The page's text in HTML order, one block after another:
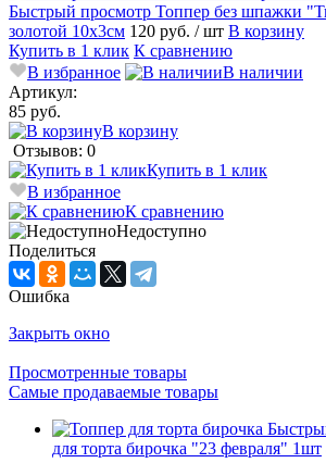
Быстрый просмотр Топпер без шпажки
золотой 10х3см 120 руб. / шт В корзину
Купить в 1 клик К сравнению
В избранное
В наличии
Артикул:
85 руб.
В корзину
Отзывов: 0
Купить в 1 клик
В избранное
К сравнению
Недоступно
Поделиться
Ошибка
Закрыть окно
Просмотренные товары
Самые продаваемые товары
для торта бирочка "23 февраля" 1шт